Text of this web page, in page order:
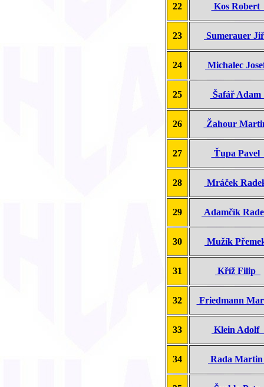
22 Kos Robert
23 Sumerauer
24 Michalec
25 Šafář
26 Žahour
27 Ťupa Pavel
28 Mráček
29 Adamčík
30 Mužík
31 Kříž Filip
32 Friedmann
33 Klein Adolf
34 Rada